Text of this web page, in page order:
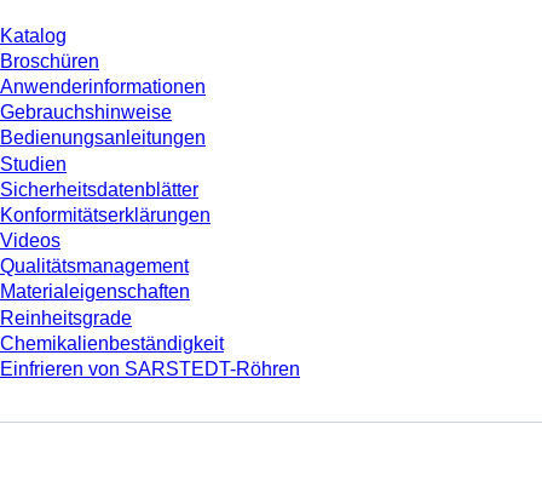
Katalog
Broschüren
Anwenderinformationen
Gebrauchshinweise
Bedienungsanleitungen
Studien
Sicherheitsdatenblätter
Konformitätserklärungen
Videos
Qualitätsmanagement
Materialeigenschaften
Reinheitsgrade
Chemikalienbeständigkeit
Einfrieren von SARSTEDT-Röhren